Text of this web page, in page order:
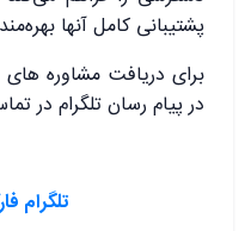
پشتیبانی کامل آنها
برای دریافت مشاوره های
در پیام رسان تلگرام در
تلگرام